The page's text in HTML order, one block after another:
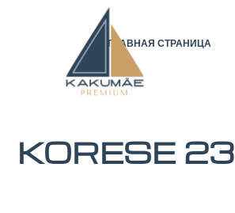
ГЛАВНАЯ СТРАНИЦА
KORESE 23